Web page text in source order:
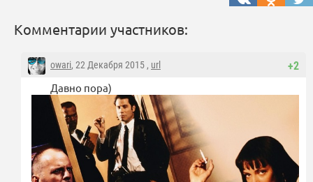
Комментарии участников:
+2
owari, 22 Декабря 2015 , url
Давно пора)